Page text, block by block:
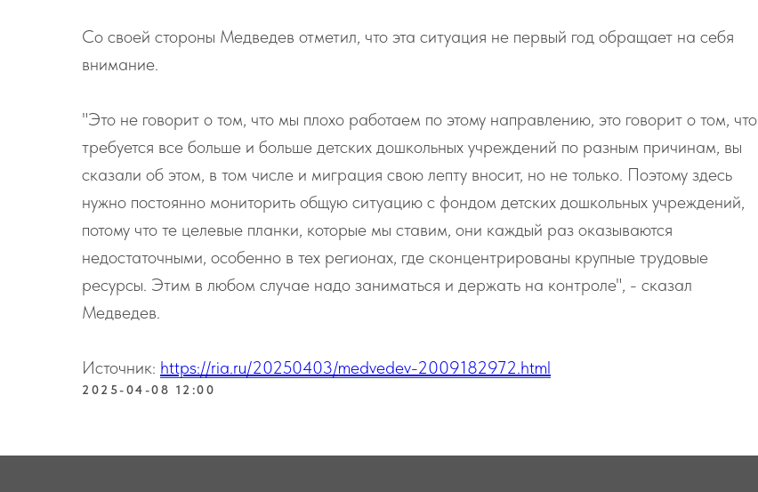
Со своей стороны Медведев отметил, что эта ситуация не первый год обращает на себя
внимание.
"Это не говорит о том, что мы плохо работаем по этому направлению, это говорит о том, что
требуется все больше и больше детских дошкольных учреждений по разным причинам, вы
сказали об этом, в том числе и миграция свою лепту вносит, но не только. Поэтому здесь
нужно постоянно мониторить общую ситуацию с фондом детских дошкольных учреждений,
потому что те целевые планки, которые мы ставим, они каждый раз оказываются
недостаточными, особенно в тех регионах, где сконцентрированы крупные трудовые
ресурсы. Этим в любом случае надо заниматься и держать на контроле", - сказал
Медведев.
Источник: https://ria.ru/20250403/medvedev-2009182972.html
2025-04-08 12:00